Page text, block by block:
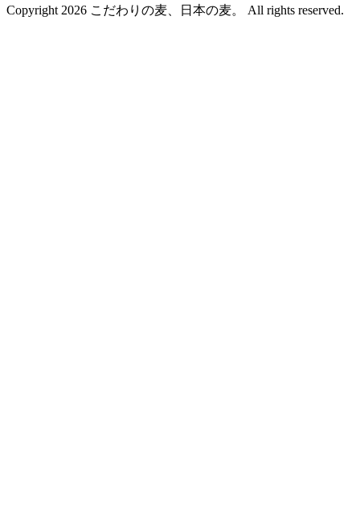
Copyright 2026 こだわりの麦、日本の麦。 All rights reserved.